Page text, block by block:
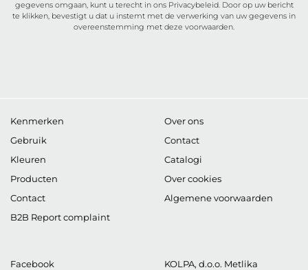
gegevens omgaan, kunt u terecht in ons Privacybeleid. Door op uw bericht
te klikken, bevestigt u dat u instemt met de verwerking van uw gegevens in
overeenstemming met deze voorwaarden.
Kenmerken
Gebruik
Kleuren
Producten
Contact
B2B Report complaint
Over ons
Contact
Catalogi
Over cookies
Algemene voorwaarden
Facebook
KOLPA, d.o.o. Metlika